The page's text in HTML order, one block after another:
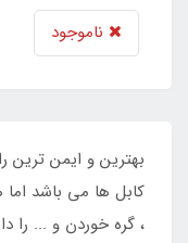
ناموجود
بهترین و ایمن ترین
کابل ها می باشد